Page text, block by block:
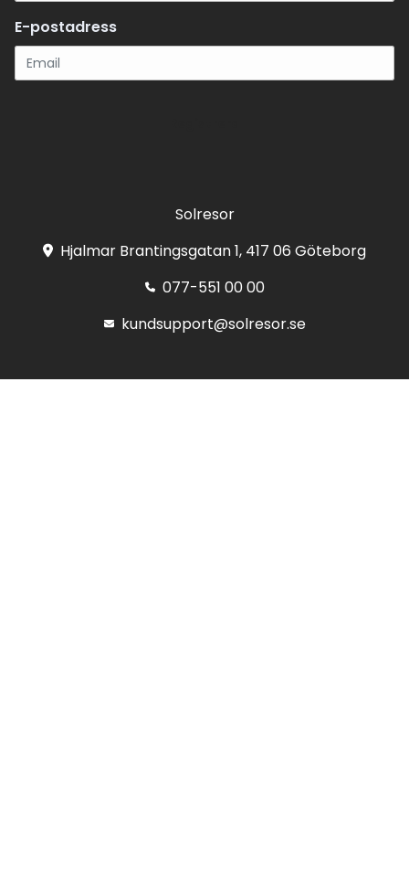
E-postadress
Solresor
Hjalmar Brantingsgatan 1, 417 06 Göteborg
077-551 00 00
kundsupport@solresor.se